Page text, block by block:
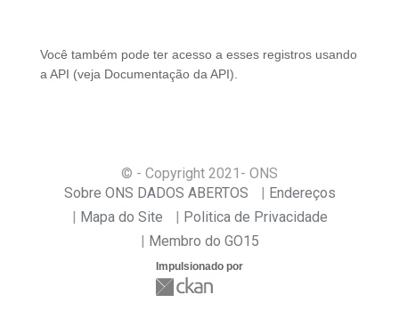
Você também pode ter acesso a esses registros usando
a API (veja Documentação da API ).
© - Copyright 2021 - ONS
Sobre ONS DADOS ABERTOS
Endereços
Mapa do Site
Politica de Privacidade
Membro do GO15
Impulsionado por